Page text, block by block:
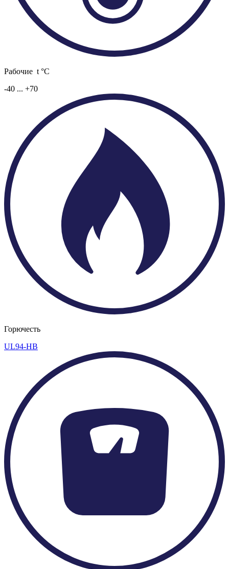
Рабочие t °C
-40 ... +70
Горючесть
UL94-HB